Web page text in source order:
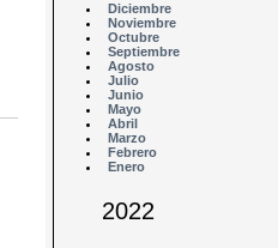
Diciembre
Noviembre
Octubre
Septiembre
Agosto
Julio
Junio
Mayo
Abril
Marzo
Febrero
Enero
2022